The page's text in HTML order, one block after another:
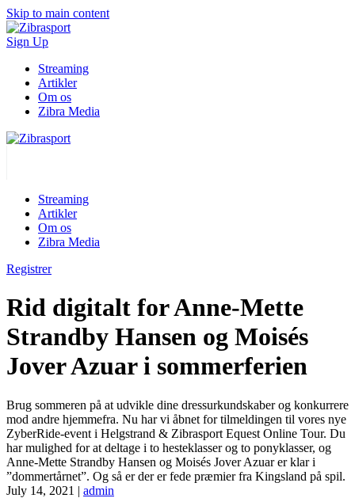
Skip to main content
Sign Up
Streaming
Artikler
Om os
Zibra Media
Streaming
Artikler
Om os
Zibra Media
Registrer
Rid digitalt for Anne-Mette
Strandby Hansen og Moisés
Jover Azuar i sommerferien
Brug sommeren på at udvikle dine dressurkundskaber og konkurrere
mod andre hjemmefra. Nu har vi åbnet for tilmeldingen til vores nye
ZyberRide-event i Helgstrand & Zibrasport Equest Online Tour. Du
har mulighed for at deltage i to hesteklasser og to ponyklasser, og
Anne-Mette Strandby Hansen og Moisés Jover Azuar er klar i
”dommertårnet”. Og så er der er fede præmier fra Kingsland på spil.
July 14, 2021 | admin